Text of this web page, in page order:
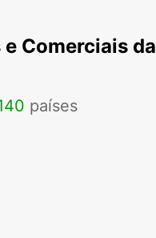
Comerciais da
países